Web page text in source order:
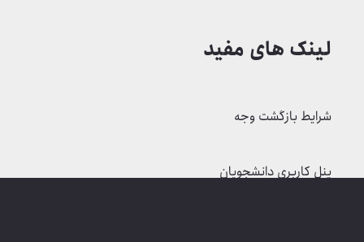
لینک های مفید
شرایط بازگشت وجه
پنل کاربری دانشجویان